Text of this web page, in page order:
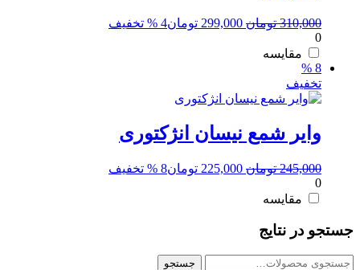
310,000 تومان قیمت
299,000 تومان4 % تخفیف
0
مقایسه
8 %
تخفیف
وایر شمع نیسان انژکتوری
245,000 تومان قیمت
225,000 تومان8 % تخفیف
0
مقایسه
جستجو در نتایج
جستجو
جستجو